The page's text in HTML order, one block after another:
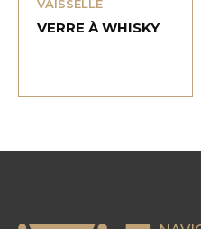
VAISSELLE
VERRE À WHISKY